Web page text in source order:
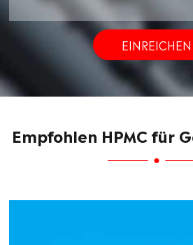
EINREICHEN
Empfohlen HPMC für